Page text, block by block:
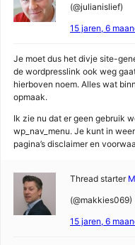
(@julianislief)
15 jaren, 6
Je moet dus het divje site-
de wordpresslink ook weg
hierboven noem. Alles wat
opmaak.
Ik zie nu dat er geen gebruik
wp_nav_menu. Je kunt in
pagina’s disclaimer en
Thread starter
(@makkies069)
15 jaren, 6